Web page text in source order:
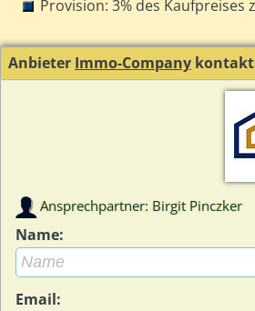
Provision: 3% des Kaufpreises
Anbieter Immo-Company
Ansprechpartner: Birgit Pinczker
Name:
Email: